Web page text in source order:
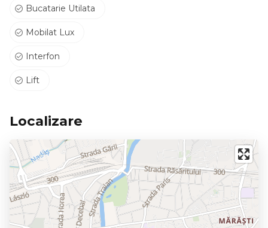
Bucatarie Utilata
Mobilat Lux
Interfon
Lift
Localizare